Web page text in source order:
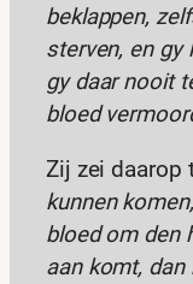
beklappen,
sterven, en gy
gy daar nooit
bloed
Zij zei daarop
kunnen
bloed om den
aan komt, dan